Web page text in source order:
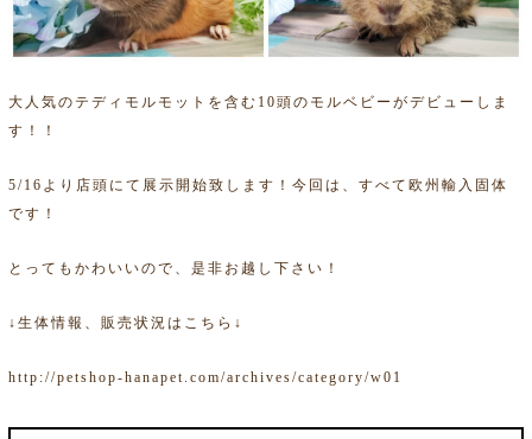
大人気のテディモルモットを含む10頭のモルベビーがデビューしま
す！！
5/16より店頭にて展示開始致します！今回は、すべて欧州輸入固体
です！
とってもかわいいので、是非お越し下さい！
↓生体情報、販売状況はこちら↓
http://petshop-hanapet.com/archives/category/w01